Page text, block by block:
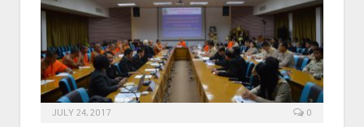
JULY 24, 2017 0